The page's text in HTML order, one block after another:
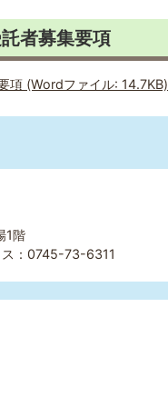
者募集要項
項 (Wordファイル: 14.7KB)
1階
：0745-73-6311